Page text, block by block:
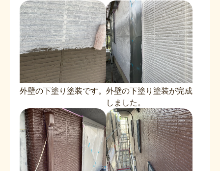
外壁の下塗り塗装です。 外壁の下塗り塗装が完成
しました。